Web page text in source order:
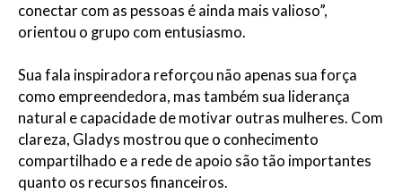
conectar com as pessoas é ainda mais valioso”,
orientou o grupo com entusiasmo.
Sua fala inspiradora reforçou não apenas sua força
como empreendedora, mas também sua liderança
natural e capacidade de motivar outras mulheres. Com
clareza, Gladys mostrou que o conhecimento
compartilhado e a rede de apoio são tão importantes
quanto os recursos financeiros.